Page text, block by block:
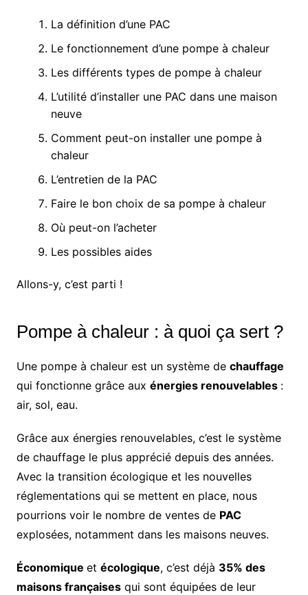
La définition d’une PAC
Le fonctionnement d’une pompe à chaleur
Les différents types de pompe à chaleur
L’utilité d’installer une PAC dans une maison
neuve
Comment peut-on installer une pompe à
chaleur
L’entretien de la PAC
Faire le bon choix de sa pompe à chaleur
Où peut-on l’acheter
Les possibles aides
Allons-y, c’est parti !
Pompe à chaleur : à quoi ça sert ?
Une pompe à chaleur est un système de chauffage
qui fonctionne grâce aux énergies renouvelables :
air, sol, eau.
Grâce aux énergies renouvelables, c’est le système
de chauffage le plus apprécié depuis des années.
Avec la transition écologique et les nouvelles
réglementations qui se mettent en place, nous
pourrions voir le nombre de ventes de PAC
explosées, notamment dans les maisons neuves.
Économique et écologique, c’est déjà 35% des
maisons françaisesqui sont équipées de leur